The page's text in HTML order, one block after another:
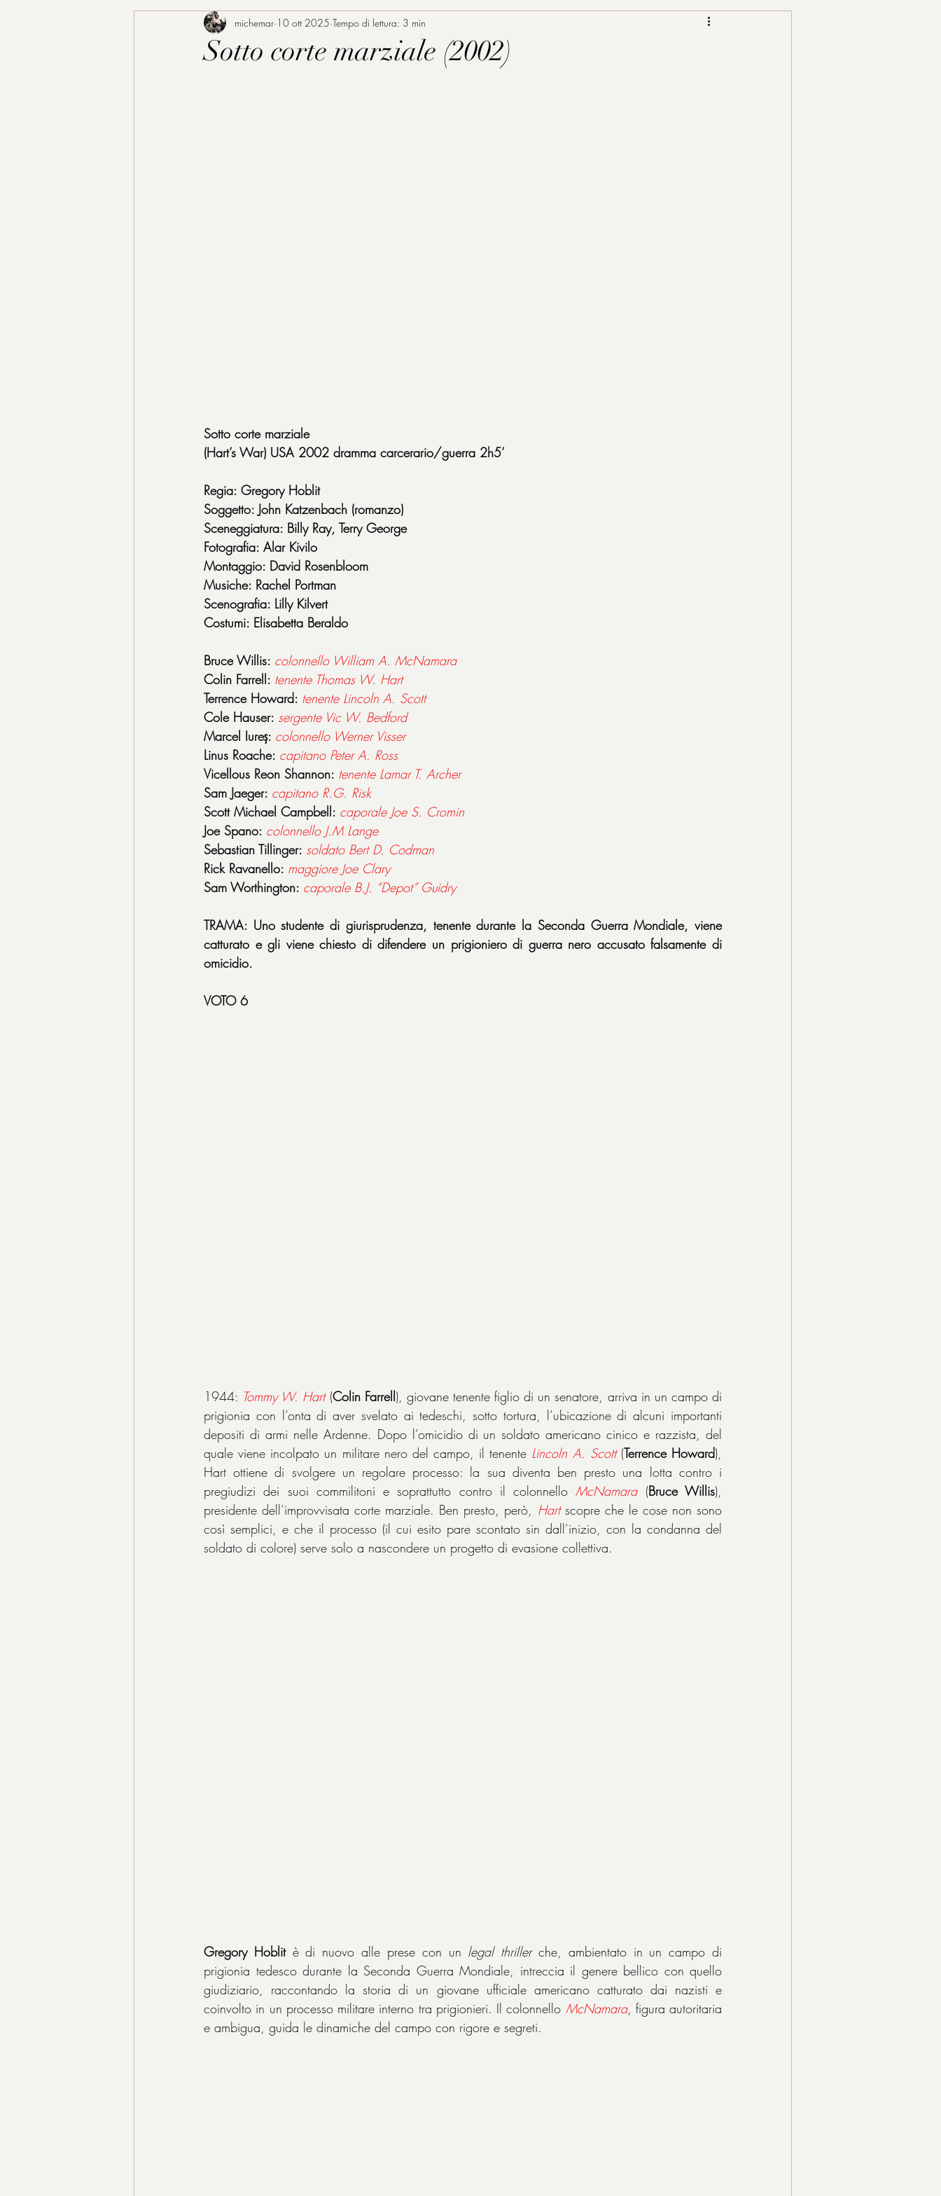
Sotto corte marziale (2002)
michemar 10 ott 2025 Tempo di lettura: 3 min
Sotto corte marziale
(Hart’s War) USA 2002 dramma carcerario/guerra 2h5’
Regia: Gregory Hoblit
Soggetto: John Katzenbach (romanzo)
Sceneggiatura: Billy Ray, Terry George
Fotografia: Alar Kivilo
Montaggio: David Rosenbloom
Musiche: Rachel Portman
Scenografia: Lilly Kilvert
Costumi: Elisabetta Beraldo
Bruce Willis: colonnello William A. McNamara
Colin Farrell: tenente Thomas W. Hart
Terrence Howard: tenente Lincoln A. Scott
Cole Hauser: sergente Vic W. Bedford
Marcel Iureș: colonnello Werner Visser
Linus Roache: capitano Peter A. Ross
Vicellous Reon Shannon: tenente Lamar T. Archer
Sam Jaeger: capitano R.G. Risk
Scott Michael Campbell: caporale Joe S. Cromin
Joe Spano: colonnello J.M Lange
Sebastian Tillinger: soldato Bert D. Codman
Rick Ravanello: maggiore Joe Clary
Sam Worthington: caporale B.J. “Depot” Guidry
TRAMA: Uno studente di giurisprudenza, tenente durante la Seconda Guerra Mondiale, viene
catturato e gli viene chiesto di difendere un prigioniero di guerra nero accusato falsamente di
omicidio.
VOTO 6
1944: Tommy W. Hart (Colin Farrell), giovane tenente figlio di un senatore, arriva in un campo di
prigionia con l’onta di aver svelato ai tedeschi, sotto tortura, l’ubicazione di alcuni importanti
depositi di armi nelle Ardenne. Dopo l’omicidio di un soldato americano cinico e razzista, del
quale viene incolpato un militare nero del campo, il tenente Lincoln A. Scott (Terrence Howard),
Hart ottiene di svolgere un regolare processo: la sua diventa ben presto una lotta contro i
pregiudizi dei suoi commilitoni e soprattutto contro il colonnello McNamara (Bruce Willis),
presidente dell’improvvisata corte marziale. Ben presto, però, Hart scopre che le cose non sono
così semplici, e che il processo (il cui esito pare scontato sin dall’inizio, con la condanna del
soldato di colore) serve solo a nascondere un progetto di evasione collettiva.
Gregory Hoblit è di nuovo alle prese con un legal thriller che, ambientato in un campo di
prigionia tedesco durante la Seconda Guerra Mondiale, intreccia il genere bellico con quello
giudiziario, raccontando la storia di un giovane ufficiale americano catturato dai nazisti e
coinvolto in un processo militare interno tra prigionieri. Il colonnello McNamara, figura autoritaria
e ambigua, guida le dinamiche del campo con rigore e segreti.